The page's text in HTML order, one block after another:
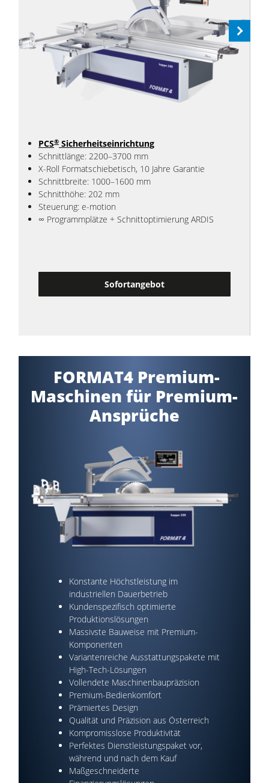
PCS®Sicherheitseinrichtung
Schnittlänge: 2200–3700 mm
X-Roll Formatschiebetisch, 10 Jahre Garantie
Schnittbreite: 1000–1600 mm
Schnitthöhe: 202 mm
Steuerung: e-motion
∞ Programmplätze + Schnittoptimierung ARDIS
Sofortangebot
Next
FORMAT4 Premium-
Maschinen für Premium-
Ansprüche
Konstante Höchstleistung im
industriellen Dauerbetrieb
Kundenspezifisch optimierte
Produktionslösungen
Massivste Bauweise mit Premium-
Komponenten
Variantenreiche Ausstattungspakete mit
High-Tech-Lösungen
Vollendete Maschinenbaupräzision
Premium-Bedienkomfort
Prämiertes Design
Qualität und Präzision aus Österreich
Kompromisslose Produktivität
Perfektes Dienstleistungspaket vor,
während und nach dem Kauf
Maßgeschneiderte